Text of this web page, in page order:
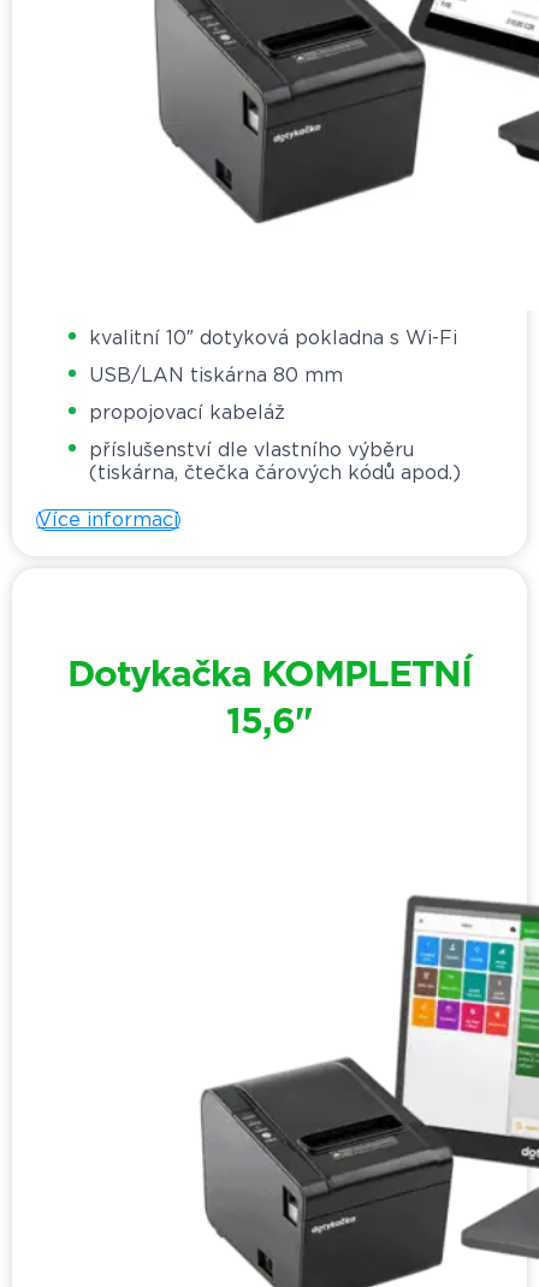
kvalitní 10″ dotyková pokladna s Wi-Fi
USB/LAN tiskárna 80 mm
propojovací kabeláž
příslušenství dle vlastního výběru
(tiskárna, čtečka čárových kódů apod.)
Více informací
Dotykačka KOMPLETNÍ
15,6"